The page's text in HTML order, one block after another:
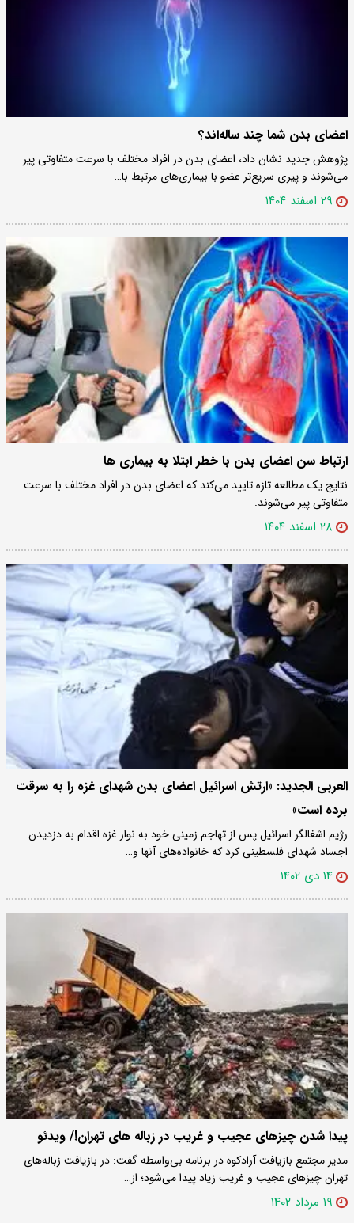
اعضای بدن شما چند ساله‌اند؟
پژوهش جدید نشان داد، اعضای بدن در افراد مختلف با سرعت متفاوتی پیر
می‌شوند و پیری سریع‌تر عضو با بیماری‌های مرتبط با…
۲۹ اسفند ۱۴۰۴
ارتباط سن اعضای بدن با خطر ابتلا به بیماری ها
نتایج یک مطالعه تازه تایید می‌کند که اعضای بدن در افراد مختلف با سرعت
متفاوتی پیر می‌شوند.
۲۸ اسفند ۱۴۰۴
العربی الجدید: «ارتش اسرائیل اعضای بدن شهدای غزه را به سرقت
برده است»
رژیم اشغالگر اسرائیل پس از تهاجم زمینی خود به نوار غزه اقدام به دزدیدن
اجساد شهدای فلسطینی کرد که خانواده‌های آنها و…
۱۴ دی ۱۴۰۲
پیدا شدن چیزهای عجیب و غریب در زباله های تهران!/ ویدئو
مدیر مجتمع بازیافت آرادکوه در برنامه بی‌واسطه گفت: در بازیافت زباله‌های
تهران چیزهای عجیب و غریب زیاد پیدا می‌شود؛ از…
۱۹ مرداد ۱۴۰۲